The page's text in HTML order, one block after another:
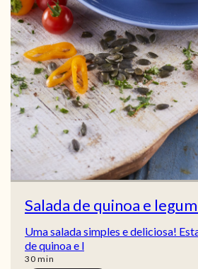
Salada de quinoa e
Uma salada simples e deliciosa!
de quinoa e l
30min
min